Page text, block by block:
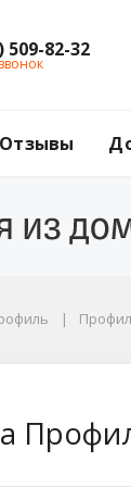
509-82-32
Отзывы